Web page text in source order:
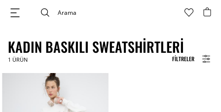
FILTRELER
KADIN BASKILI SWEATSHIRTLERI
1 ÜRÜN